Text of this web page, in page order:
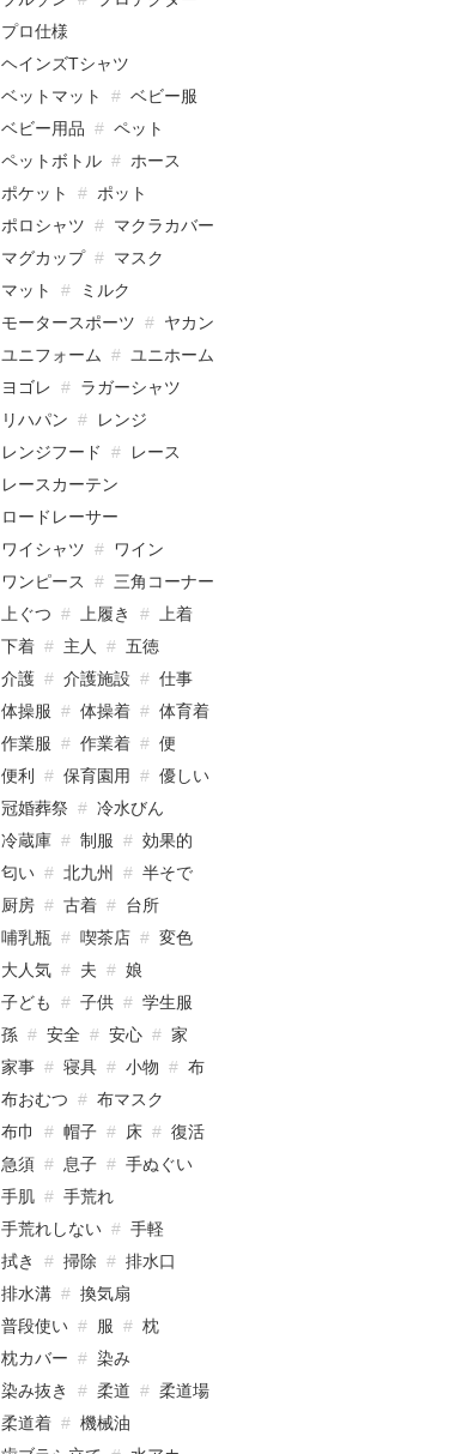
プロ仕様
ヘインズTシャツ
ベットマット
ベビー服
ベビー用品
ペット
ペットボトル
ホース
ポケット
ポット
ポロシャツ
マクラカバー
マグカップ
マスク
マット
ミルク
モータースポーツ
ヤカン
ユニフォーム
ユニホーム
ヨゴレ
ラガーシャツ
リハパン
レンジ
レンジフード
レース
レースカーテン
ロードレーサー
ワイシャツ
ワイン
ワンピース
三角コーナー
上ぐつ
上履き
上着
下着
主人
五徳
介護
介護施設
仕事
体操服
体操着
体育着
作業服
作業着
便
便利
保育園用
優しい
冠婚葬祭
冷水びん
冷蔵庫
制服
効果的
匂い
北九州
半そで
厨房
古着
台所
哺乳瓶
喫茶店
変色
大人気
夫
娘
子ども
子供
学生服
孫
安全 安心
家
家事
寝具 小物
布
布おむつ
布マスク
布巾
帽子 床
復活
急須
息子
手ぬぐい
手肌
手荒れ
手荒れしない
手軽
拭き
掃除
排水口
排水溝
換気扇
普段使い
服
枕
枕カバー
染み
染み抜き
柔道
柔道場
柔道着
機械油